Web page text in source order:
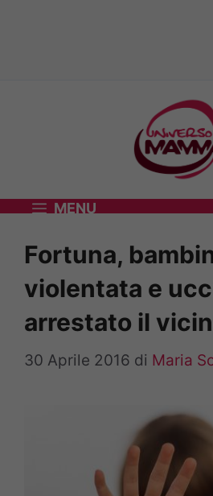
MENU
Fortuna,
violentata e
arrestato il
30 Aprile 2016 di Maria